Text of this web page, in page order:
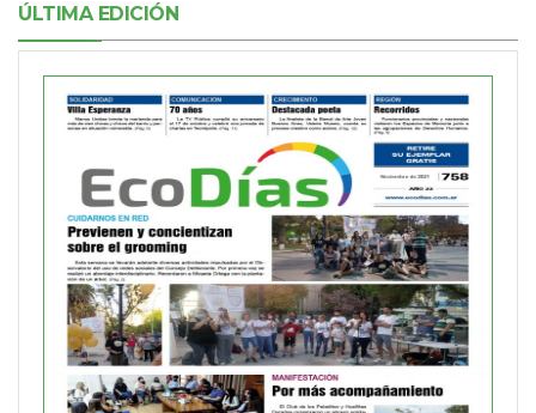
ÚLTIMA EDICIÓN